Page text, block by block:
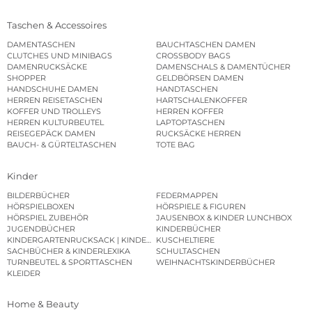
Taschen & Accessoires
DAMENTASCHEN
BAUCHTASCHEN DAMEN
CLUTCHES UND MINIBAGS
CROSSBODY BAGS
DAMENRUCKSÄCKE
DAMENSCHALS & DAMENTÜCHER
SHOPPER
GELDBÖRSEN DAMEN
HANDSCHUHE DAMEN
HANDTASCHEN
HERREN REISETASCHEN
HARTSCHALENKOFFER
KOFFER UND TROLLEYS
HERREN KOFFER
HERREN KULTURBEUTEL
LAPTOPTASCHEN
REISEGEPÄCK DAMEN
RUCKSÄCKE HERREN
BAUCH- & GÜRTELTASCHEN
TOTE BAG
Kinder
BILDERBÜCHER
FEDERMAPPEN
HÖRSPIELBOXEN
HÖRSPIELE & FIGUREN
HÖRSPIEL ZUBEHÖR
JAUSENBOX & KINDER LUNCHBOX
JUGENDBÜCHER
KINDERBÜCHER
KINDERGARTENRUCKSACK | KINDERGARTENBEUTEL
KUSCHELTIERE
SACHBÜCHER & KINDERLEXIKA
SCHULTASCHEN
TURNBEUTEL & SPORTTASCHEN
WEIHNACHTSKINDERBÜCHER
KLEIDER
Home & Beauty